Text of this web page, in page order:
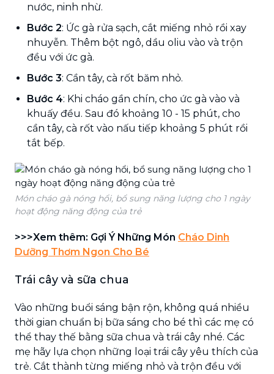
nước, ninh nhừ.
Bước 2: Ức gà rửa sạch, cắt miếng nhỏ rồi xay
nhuyễn. Thêm bột ngô, dầu oliu vào và trộn
đều với ức gà.
Bước 3: Cần tây, cà rốt băm nhỏ.
Bước 4: Khi cháo gần chín, cho ức gà vào và
khuấy đều. Sau đó khoảng 10 - 15 phút, cho
cần tây, cà rốt vào nấu tiếp khoảng 5 phút rồi
tắt bếp.
Món cháo gà nóng hổi, bổ sung năng lượng cho 1 ngày
hoạt động năng động của trẻ
>>>Xem thêm: Gợi Ý Những Món Cháo Dinh
Dưỡng Thơm Ngon Cho Bé
Trái cây và sữa chua
Vào những buổi sáng bận rộn, không quá nhiều
thời gian chuẩn bị bữa sáng cho bé thì các mẹ có
thể thay thế bằng sữa chua và trái cây nhé. Các
mẹ hãy lựa chọn những loại trái cây yêu thích của
trẻ. Cắt thành từng miếng nhỏ và trộn đều với